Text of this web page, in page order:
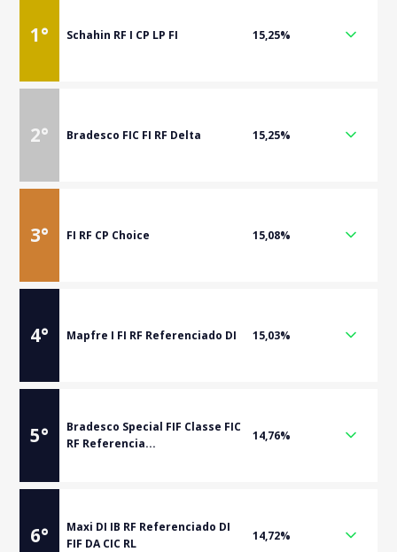
1° Schahin RF I CP LP FI 15,25%
2° Bradesco FIC FI RF Delta 15,25%
3° FI RF CP Choice 15,08%
4° Mapfre I FI RF Referenciado DI 15,03%
5°
Bradesco Special FIF Classe FIC
RF Referencia...
14,76%
6°
Maxi DI IB RF Referenciado DI
FIF DA CIC RL
14,72%